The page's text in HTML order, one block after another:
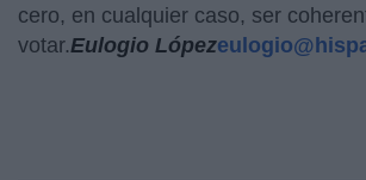
cero, en cualquier caso, ser
votar.Eulogio López